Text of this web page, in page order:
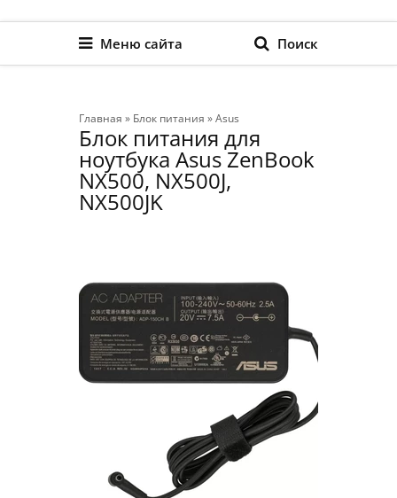
Меню сайта Поиск
Главная » Блок питания »Asus
Блок питания для
ноутбука Asus ZenBook
NX500, NX500J,
NX500JK